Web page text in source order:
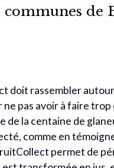
de
doit rassembler
pas avoir à faire trop
de la centaine de
comme en
permet de